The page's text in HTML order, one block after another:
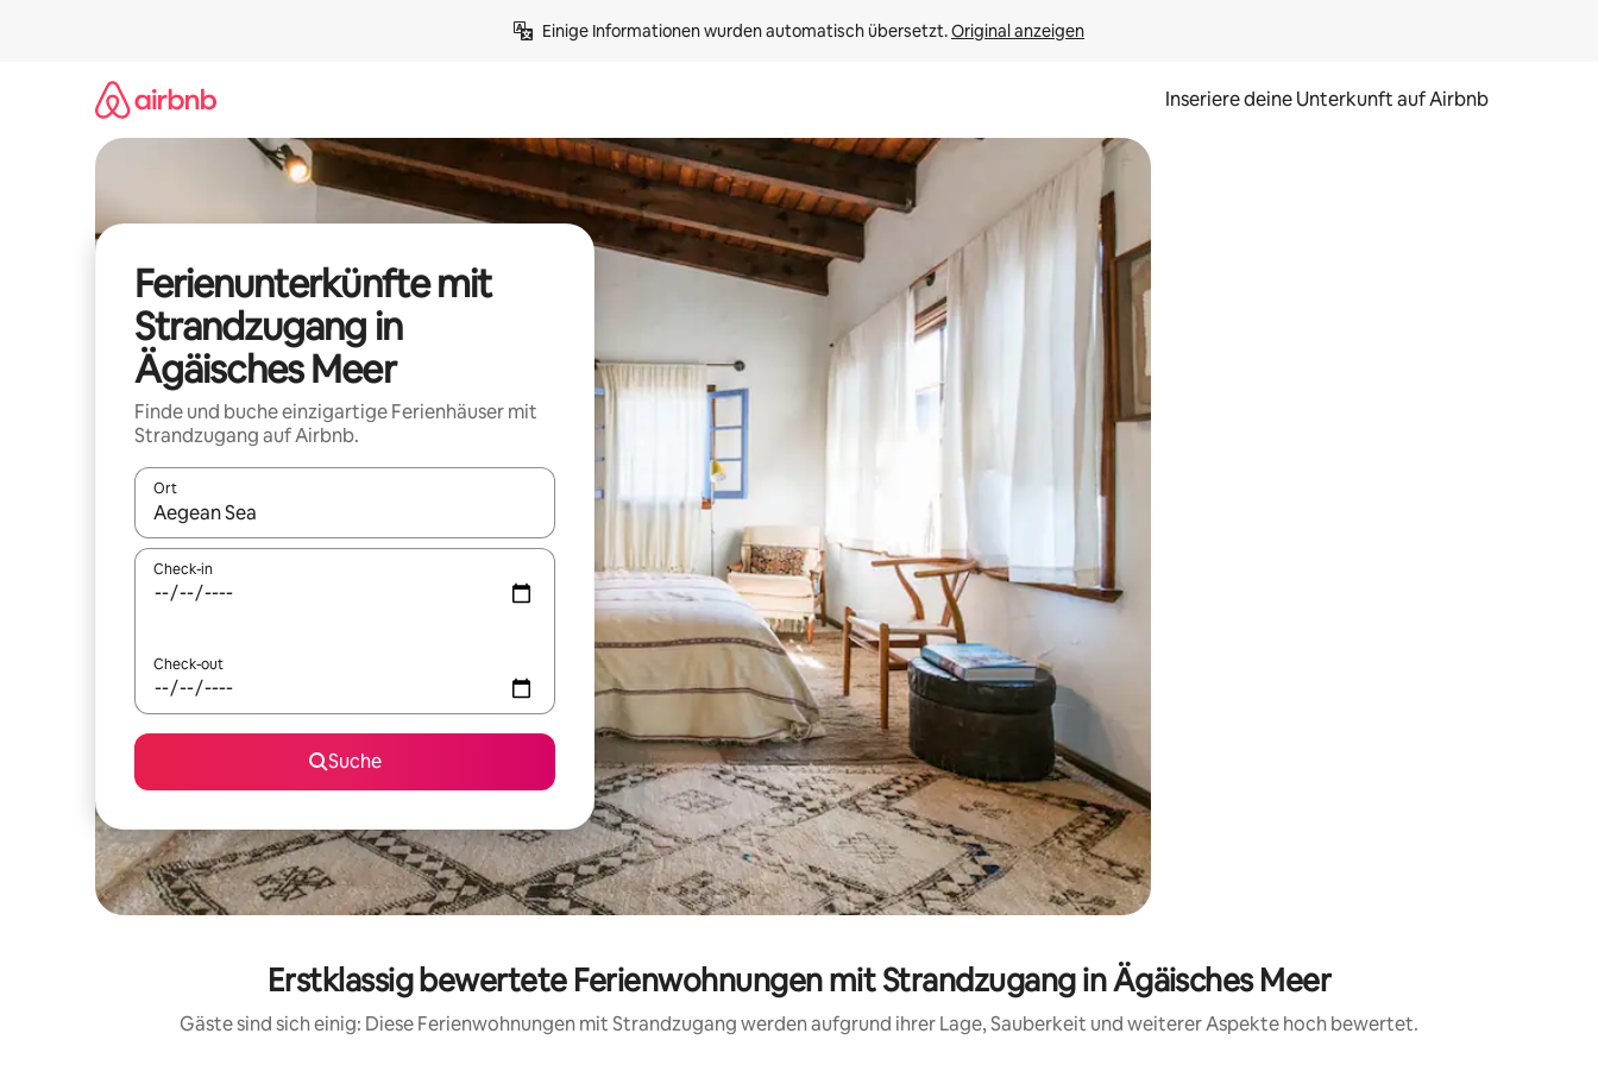
Einige Informationen wurden automatisch übersetzt. Original anzeigen
Inseriere deine Unterkunft auf Airbnb
Ferienunterkünfte mit
Strandzugang in
Ägäisches Meer
Finde und buche einzigartige Ferienhäuser mit
Strandzugang auf Airbnb.
Ort
Wenn Ergebnisse verfügbar sind, navigiere mit den Pfeiltasten nach oben und unten oder erkunde die Ergebnisse durch Berühren oder Wischgesten.
Check-in
Check-out
Suche
Erstklassig bewertete Ferienwohnungen mit Strandzugang in Ägäisches Meer
Gäste sind sich einig: Diese Ferienwohnungen mit Strandzugang werden aufgrund ihrer Lage, Sauberkeit und weiterer Aspekte hoch bewertet.